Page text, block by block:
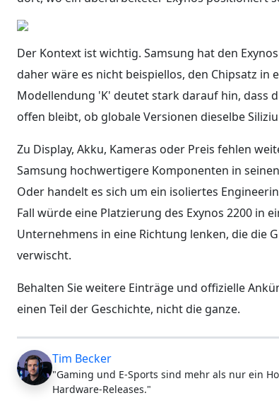
Der Kontext ist wichtig. Samsung hat den
daher wäre es nicht beispiellos, den Chipsatz in
Modellendung 'K' deutet stark darauf hin, dass
offen bleibt, ob globale Versionen dieselbe
Zu Display, Akku, Kameras oder Preis fehlen
Samsung hochwertigere Komponenten in
Oder handelt es sich um ein isoliertes
Fall würde eine Platzierung des Exynos 2200 in
Unternehmens in eine Richtung lenken, die die
verwischt.
Behalten Sie weitere Einträge und offizielle
einen Teil der Geschichte, nicht die ganze.
Tim Becker
"Gaming und E-Sports sind mehr als nur ein
Hardware-Releases."